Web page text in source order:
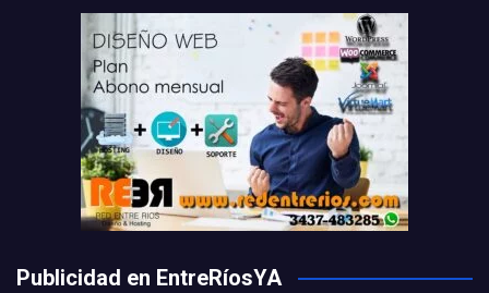
Publicidad en EntreRíosYA